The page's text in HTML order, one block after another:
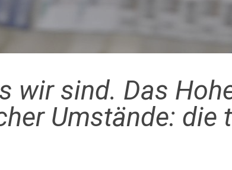
wir sind. Das
Umstände: die